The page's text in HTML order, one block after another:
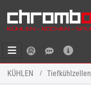
KÜHLEN Tiefkühlzellen